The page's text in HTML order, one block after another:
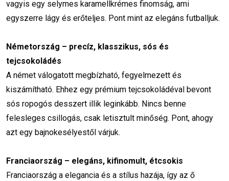
vagyis egy selymes karamellkrémes finomság, ami
egyszerre lágy és erőteljes. Pont mint az elegáns futballjuk.
Németország – precíz, klasszikus, sós és
tejcsokoládés
A német válogatott megbízható, fegyelmezett és
kiszámítható. Ehhez egy prémium tejcsokoládéval bevont
sós ropogós desszert illik leginkább. Nincs benne
felesleges csillogás, csak letisztult minőség. Pont, ahogy
azt egy bajnokesélyestől várjuk.
Franciaország – elegáns, kifinomult, étcsokis
Franciaország a elegancia és a stílus hazája, így az ő